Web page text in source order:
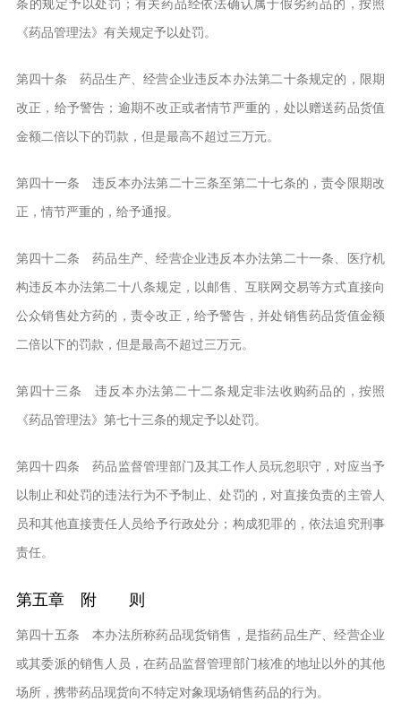
《药品管理法》有关规定予以处罚。
第四十条 药品生产、经营企业违反本办法第二十条规定的，限期
改正，给予警告；逾期不改正或者情节严重的，处以赠送药品货值
金额二倍以下的罚款，但是最高不超过三万元。
第四十一条 违反本办法第二十三条至第二十七条的，责令限期改
正，情节严重的，给予通报。
第四十二条 药品生产、经营企业违反本办法第二十一条、医疗机
构违反本办法第二十八条规定，以邮售、互联网交易等方式直接向
公众销售处方药的，责令改正，给予警告，并处销售药品货值金额
二倍以下的罚款，但是最高不超过三万元。
第四十三条 违反本办法第二十二条规定非法收购药品的，按照
《药品管理法》第七十三条的规定予以处罚。
第四十四条 药品监督管理部门及其工作人员玩忽职守，对应当予
以制止和处罚的违法行为不予制止、处罚的，对直接负责的主管人
员和其他直接责任人员给予行政处分；构成犯罪的，依法追究刑事
责任。
第五章 附 则
第四十五条 本办法所称药品现货销售，是指药品生产、经营企业
或其委派的销售人员，在药品监督管理部门核准的地址以外的其他
场所，携带药品现货向不特定对象现场销售药品的行为。